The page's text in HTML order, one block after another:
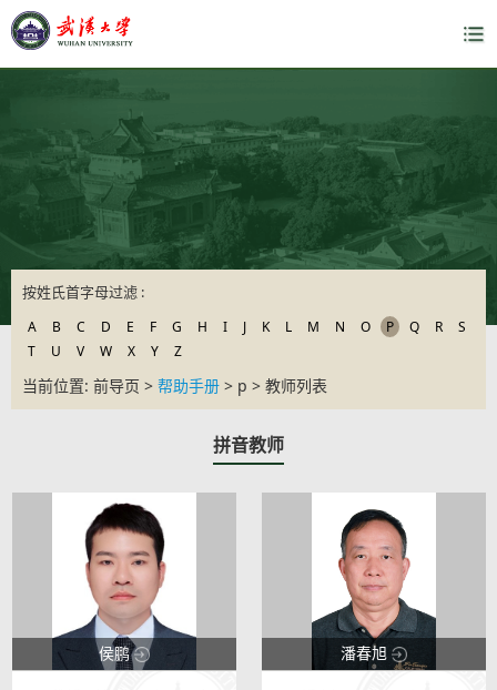
按姓氏首字母过滤 :
A B C D E F G H I J K L M N O P Q R
S
T
U V W X Y Z
当前位置: 前导页 > 帮助手册 > p > 教师列表
拼音教师
侯鹏 潘春旭